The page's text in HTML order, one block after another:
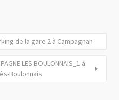
de la gare 2 à Campagnan
LES BOULONNAIS_1 à
Boulonnais